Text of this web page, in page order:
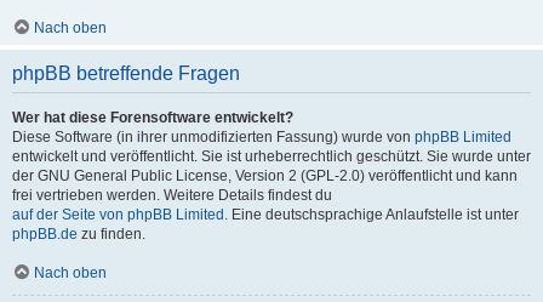
Nach oben
phpBB betreffende Fragen
Wer hat diese Forensoftware entwickelt?
Diese Software (in ihrer unmodifizierten Fassung) wurde von phpBB Limited
entwickelt und veröffentlicht. Sie ist urheberrechtlich geschützt. Sie wurde unter
der GNU General Public License, Version 2 (GPL-2.0) veröffentlicht und kann
frei vertrieben werden. Weitere Details findest du
auf der Seite von phpBB Limited . Eine deutschsprachige Anlaufstelle ist unter
phpBB.de zu finden.
Nach oben